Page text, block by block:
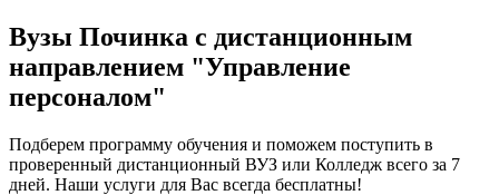
Вузы Починка с дистанционным
направлением "Управление
персоналом"
Подберем программу обучения и поможем поступить в
проверенный дистанционный ВУЗ или Колледж всего за 7
дней. Наши услуги для Вас всегда бесплатны!